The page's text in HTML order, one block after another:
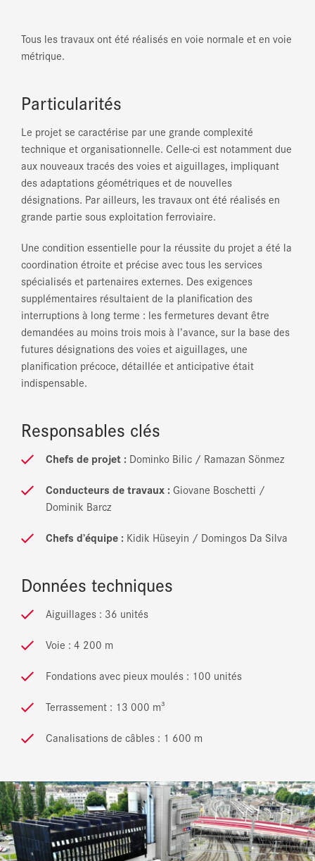
Tous les travaux ont été réalisés en voie normale et en voie
métrique.
Particularités
Le projet se caractérise par une grande complexité
technique et organisationnelle. Celle-ci est notamment due
aux nouveaux tracés des voies et aiguillages, impliquant
des adaptations géométriques et de nouvelles
désignations. Par ailleurs, les travaux ont été réalisés en
grande partie sous exploitation ferroviaire.
Une condition essentielle pour la réussite du projet a été la
coordination étroite et précise avec tous les services
spécialisés et partenaires externes. Des exigences
supplémentaires résultaient de la planification des
interruptions à long terme : les fermetures devant être
demandées au moins trois mois à l’avance, sur la base des
futures désignations des voies et aiguillages, une
planification précoce, détaillée et anticipative était
indispensable.
Responsables clés
Chefs de projet : Dominko Bilic / Ramazan Sönmez
Conducteurs de travaux : Giovane Boschetti /
Dominik Barcz
Chefs d’équipe : Kidik Hüseyin / Domingos Da Silva
Données techniques
Aiguillages : 36 unités
Voie : 4 200 m
Fondations avec pieux moulés : 100 unités
Terrassement : 13 000 m³
Canalisations de câbles : 1 600 m